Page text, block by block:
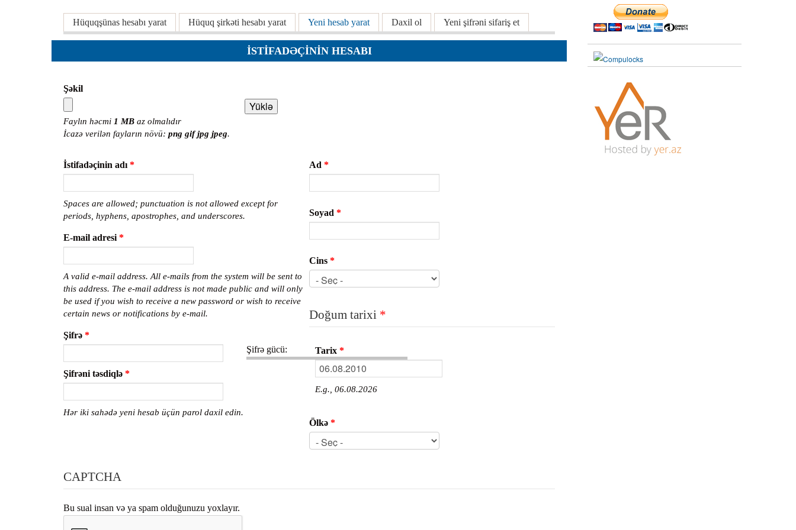
Protokollar
Qaydalar
Rəylər
Əsas tablar
Hüquqşünas hesabı yarat Hüquq şirkəti hesabı yarat Yeni hesab yarat (active tab)
Daxil ol Yeni şifrəni sifariş et
İSTIFADƏÇININ HESABI
Şəkil
Faylın həcmi 1 MB az olmalıdır
İcazə verilən fayların növü: png gif jpg jpeg.
İstifadəçinin adı *
Spaces are allowed; punctuation is not allowed except for
periods, hyphens, apostrophes, and underscores.
E-mail adresi *
A valid e-mail address. All e-mails from the system will be sent to
this address. The e-mail address is not made public and will only
be used if you wish to receive a new password or wish to receive
certain news or notifications by e-mail.
Şifrə gücü:
Şifrə *
Şifrəni təsdiqlə *
Hər iki sahədə yeni hesab üçün parol daxil edin.
Ad *
Soyad *
Cins *
Doğum tarixi *
Tarix *
E.g., 06.08.2026
Ölkə *
CAPTCHA
Bu sual insan və ya spam olduğunuzu yoxlayır.